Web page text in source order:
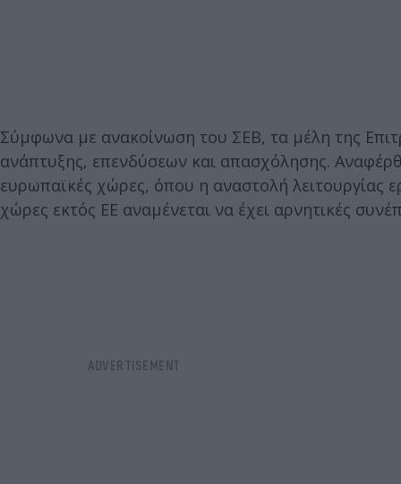
Σύμφωνα με ανακοίνωση του ΣΕΒ, τα μέλη της
ανάπτυξης, επενδύσεων και απασχόλησης.
ευρωπαϊκές χώρες, όπου η αναστολή λειτουργίας
χώρες εκτός ΕΕ αναμένεται να έχει αρνητικές